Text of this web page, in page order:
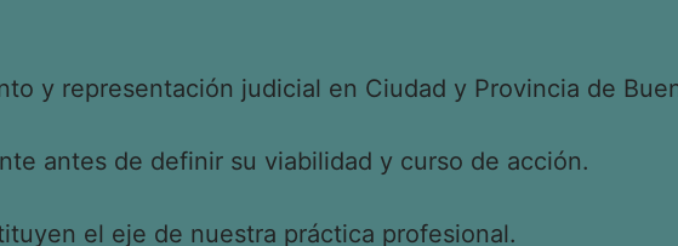
y representación judicial en Ciudad y Provincia de
antes de definir su viabilidad y curso de acción.
el eje de nuestra práctica profesional.